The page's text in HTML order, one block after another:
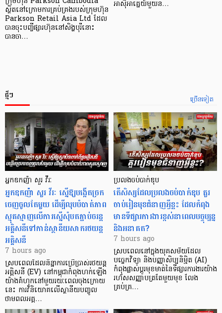
ស្ថិតនៅក្រោមការគ្រប់គ្រងរបស់ក្រុមហ៊ុន
Parkson Retail Asia Ltd ដែល
បានចុះបញ្ចីផ្សារហ៊ុននៅសិង្ហបុរីនោះ
បានចា…
អាស៊ី​អាគ្នេយ៍​មួយ​ន…
ច្រើនទៀត
ថ្មីៗ
អ្នកឧកញ៉ា សួរ វីរៈ
អ្នកឧកញ៉ា សួរ វីរៈ ស្នើឱ្យបង្កើតច្រក
ចេញចូលតែមួយ ដើម្បីលុបបំបាត់ភាព
ស្មុគស្មាញលើការស្នើសុំបតភ្ជាប់ចរន្ត
អគ្គិសនីទៅកាន់ស្ថានីយសាករថយន្ត
អគ្គិសនី
7 hours ago
ស្របពេលដែលនិន្នាការប្រើប្រាស់រថយន្ត
អគ្គិសនី (EV) នៅកម្ពុជាកំពុងហក់ឡើង
យ៉ាងគំហុកនៅមួយរយៈពេលចុងក្រោយ
នេះ ការវិនិយោគលើស្ថានីយបញ្ចូល
ថាមពលអគ្គ…
ប្រលងចប់បាក់ឌុប
តើសិស្សដែលប្រលងចប់បាក់ឌុប គួរ
ចាប់រៀនមុខជំនាញអ្វីខ្លះ ដែលកំពុង
មានទីផ្សារការងារខ្ពស់នាពេលបច្ចុប្បន្ន
និងអនាគត?
7 hours ago
ស្របពេលនៅក្នុងយុគសម័យដែល
បច្ចេកវិទ្យា និងបញ្ញាសិប្បនិម្មិត (AI)
កំពុងផ្លាស់ប្តូរមុខមាត់នៃទីផ្សារការងារយ៉ាង
រហ័សសញ្ញាបត្រតែមួយមុខ លែង
គ្រប់គ្រ…